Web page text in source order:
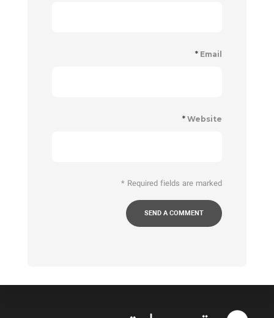
Email
*
Website
*
Required fields are marked
*